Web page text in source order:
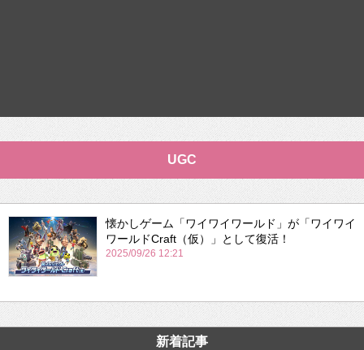
UGC
懐かしゲーム「ワイワイワールド」が「ワイワイ
ワールドCraft（仮）」として復活！
2025/09/26 12:21
新着記事